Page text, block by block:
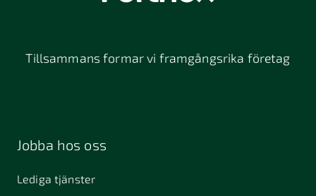
>
Tillsammans formar vi framgångsrika företag
Jobba hos oss
Lediga tjänster